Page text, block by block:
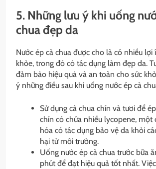
5. Những lưu ý khi uống
chua đẹp da
Nước ép cà chua được cho là có nhiều lợi
khỏe, trong đó có tác dụng làm đẹp da.
đảm bảo hiệu quả và an toàn cho sức
ý những điều sau khi uống nước ép cà
Sử dụng cà chua chín và tươi để
chín có chứa nhiều lycopene, một
hóa có tác dụng bảo vệ da khỏi
hại từ môi trường.
Uống nước ép cà chua trước bữa
phút để đạt hiệu quả tốt nhất.